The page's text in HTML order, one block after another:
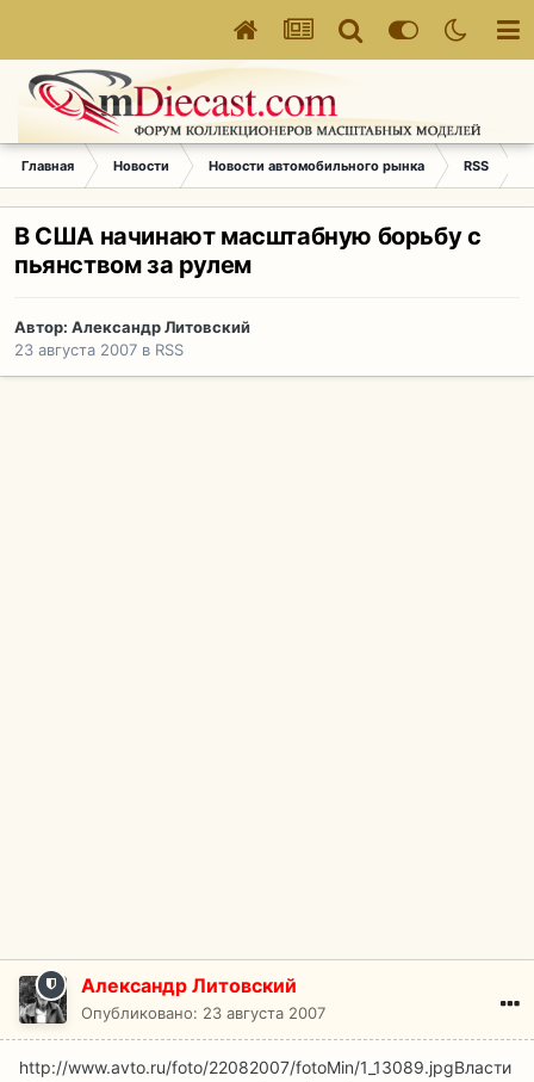
Главная Новости Новости автомобильного рынка RSS
В США начинают масштабную борьбу с
пьянством за рулем
Автор: Александр Литовский
23 августа 2007 в RSS
Александр Литовский
Опубликовано: 23 августа 2007
http://www.avto.ru/foto/22082007/fotoMin/1_13089.jpgВласти